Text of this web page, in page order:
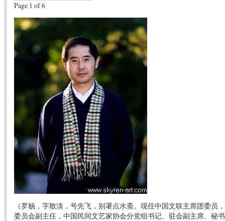
Page 1 of 6
（罗杨，字散淡，号先飞，别署点水斋。现任中国文联主席团委员
委员会副主任，中国民间文艺家协会分党组书记、驻会副主席、秘